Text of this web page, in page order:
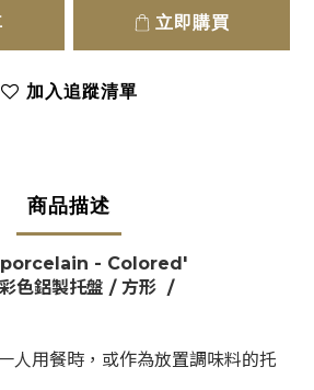
立即購買
加入追蹤清單
商品描述
- Colored'
色鋁製托盤 / 方形 /
人用餐時，或作為放置調味料的托